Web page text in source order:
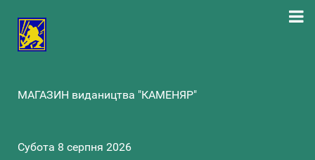
МАГАЗИН видаництва "КАМЕНЯР"
Субота 8 серпня 2026